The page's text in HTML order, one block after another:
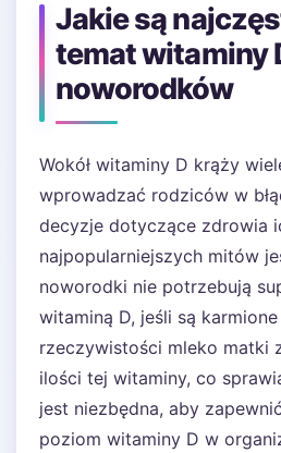
Jakie są
temat witaminy
noworodków
Wokół witaminy D krąży
wprowadzać rodziców w
decyzje dotyczące zdrowia
najpopularniejszych mitów
noworodki nie potrzebują
witaminą D, jeśli są
rzeczywistości mleko matki
ilości tej witaminy, co
jest niezbędna, aby
poziom witaminy D w